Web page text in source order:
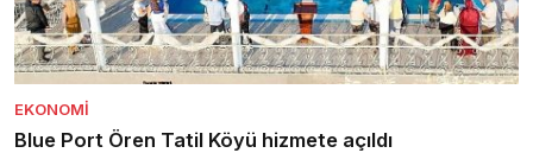
EKONOMI
Blue Port Ören Tatil Köyü hizmete açıldı